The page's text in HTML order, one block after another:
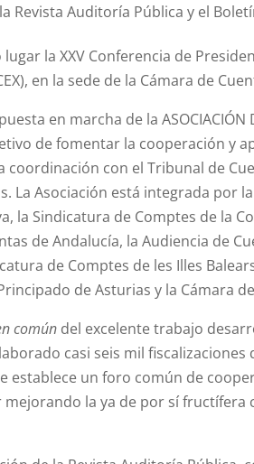
Revista Auditoría Pública y el
la XXV Conferencia de
en la sede de la Cámara de
en marcha de la ASOCIACIÓN
de fomentar la cooperación
coordinación con el Tribunal de
La Asociación está integrada por
la Sindicatura de Comptes de la
de Andalucía, la Audiencia de
de Comptes de les Illes
de Asturias y la Cámara
comúndel excelente trabajo
casi seis mil
establece un foro común de
la ya de por sí fructífera